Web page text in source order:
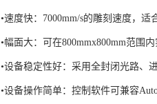
•速度快：7000mm/s的雕刻速度，适
•幅面大：可在800mmx800mm范围
•设备稳定性好：采用全封闭光路、
•设备操作简单：控制软件可兼容